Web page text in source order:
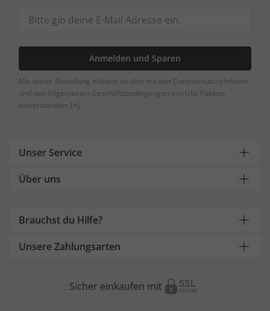
Anmelden und Sparen
Mit deiner Bestellung erklärst du dich mit den Datenschutzrichtlinien
und den Allgemeinen Geschäftsbedingungen von Ulla Popken
einverstanden. [+]
Unser Service
Über uns
Brauchst du Hilfe?
Unsere Zahlungsarten
Sicher einkaufen mit